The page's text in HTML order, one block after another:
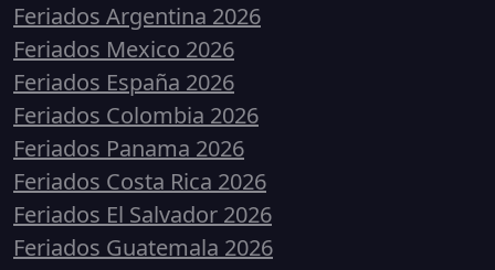
Feriados Argentina 2026
Feriados Mexico 2026
Feriados España 2026
Feriados Colombia 2026
Feriados Panama 2026
Feriados Costa Rica 2026
Feriados El Salvador 2026
Feriados Guatemala 2026